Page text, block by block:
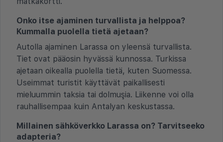
Onko itse ajaminen turvallista ja helppoa?
Kummalla puolella tietä ajetaan?
Autolla ajaminen Larassa on yleensä turvallista.
Tiet ovat pääosin hyvässä kunnossa. Turkissa
ajetaan oikealla puolella tietä, kuten Suomessa.
Useimmat turistit käyttävät paikallisesti
mieluummin taksia tai dolmuşia. Liikenne voi olla
rauhallisempaa kuin Antalyan keskustassa.
Millainen sähköverkko Larassa on? Tarvitseeko
adapteria?